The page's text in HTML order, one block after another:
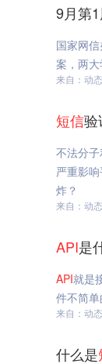
9月第
国家网
案，两
来自：动
短信验
不法分
严重影
炸？
来自：动
API是
API就是
件不简
来自：动
什么是